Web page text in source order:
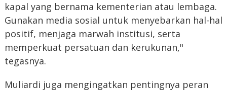
kapal yang bernama kementerian atau lembaga.
Gunakan media sosial untuk menyebarkan hal-hal
positif, menjaga marwah institusi, serta
memperkuat persatuan dan kerukunan,"
tegasnya.
Muliardi juga mengingatkan pentingnya peran